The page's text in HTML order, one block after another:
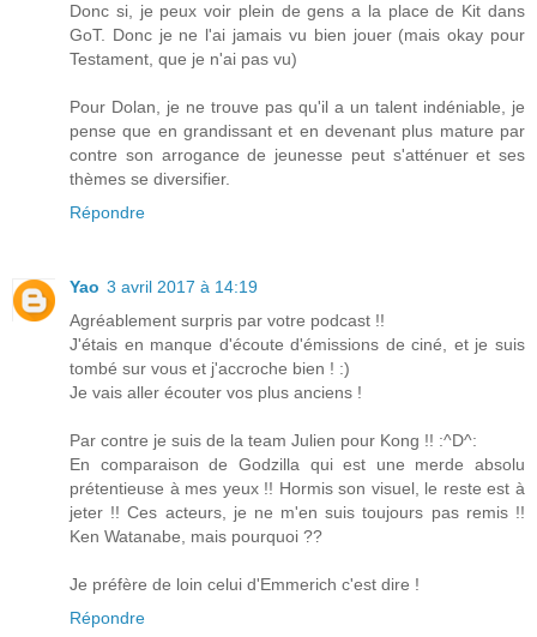
Donc si, je peux voir plein de gens a la place de Kit dans
GoT. Donc je ne l'ai jamais vu bien jouer (mais okay pour
Testament, que je n'ai pas vu)
Pour Dolan, je ne trouve pas qu'il a un talent indéniable, je
pense que en grandissant et en devenant plus mature par
contre son arrogance de jeunesse peut s'atténuer et ses
thèmes se diversifier.
Répondre
Yao 3 avril 2017 à 14:19
Agréablement surpris par votre podcast !!
J'étais en manque d'écoute d'émissions de ciné, et je suis
tombé sur vous et j'accroche bien ! :)
Je vais aller écouter vos plus anciens !
Par contre je suis de la team Julien pour Kong !! :^D^:
En comparaison de Godzilla qui est une merde absolu
prétentieuse à mes yeux !! Hormis son visuel, le reste est à
jeter !! Ces acteurs, je ne m'en suis toujours pas remis !!
Ken Watanabe, mais pourquoi ??
Je préfère de loin celui d'Emmerich c'est dire !
Répondre